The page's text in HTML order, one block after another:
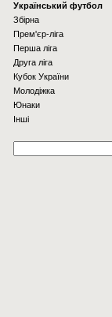
Українcький футбол
Збірна
Прем'єр-ліга
Перша ліга
Друга ліга
Кубок України
Молодіжка
Юнаки
Інші